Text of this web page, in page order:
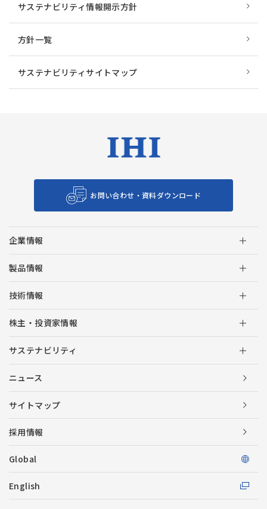
サステナビリティ情報開示方針
方針一覧
サステナビリティサイトマップ
お問い合わせ・資料ダウンロード
企業情報
製品情報
技術情報
株主・投資家情報
サステナビリティ
ニュース
サイトマップ
採用情報
Global
English